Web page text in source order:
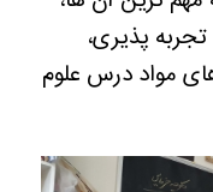
پذیری،
مواد درس علوم